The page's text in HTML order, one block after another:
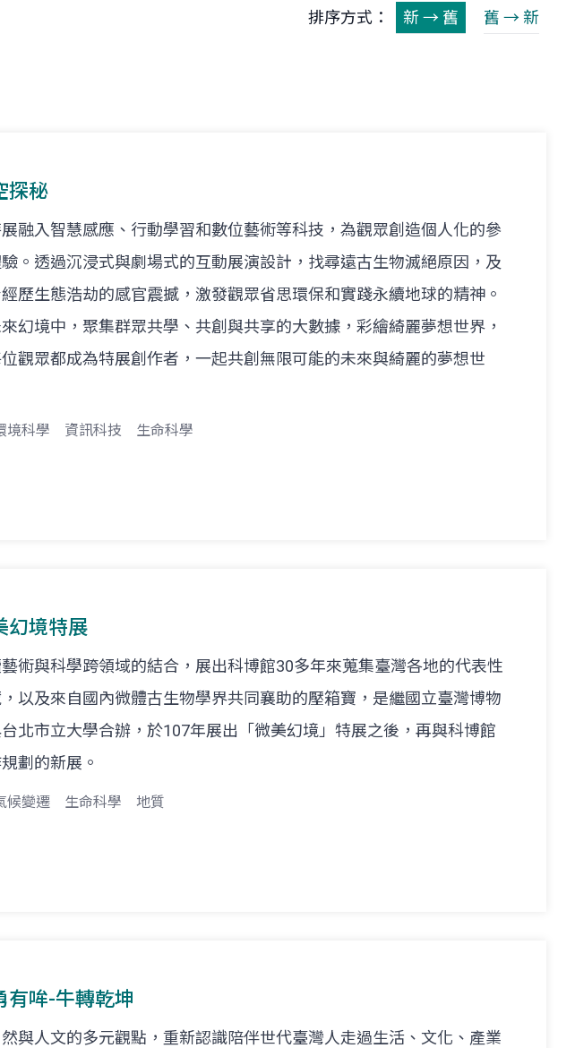
排序方式： 新 → 舊 舊 → 新
探秘
融入智慧感應、行動學習和數位藝術等科技，為觀眾創造個人化的參
。透過沉浸式與劇場式的互動展演設計，找尋遠古生物滅絕原因，及
歷生態浩劫的感官震撼，激發觀眾省思環保和實踐永續地球的精神。
幻境中，聚集群眾共學、共創與共享的大數據，彩繪綺麗夢想世界，
觀眾都成為特展創作者，一起共創無限可能的未來與綺麗的夢想世
境科學 資訊科技 生命科學
幻境特展
術與科學跨領域的結合，展出科博館30多年來蒐集臺灣各地的代表性
以及來自國內微體古生物學界共同襄助的壓箱寶，是繼國立臺灣博物
北市立大學合辦，於107年展出「微美幻境」特展之後，再與科博館
劃的新展。
候變遷 生命科學 地質
有哞-牛轉乾坤
與人文的多元觀點，重新認識陪伴世代臺灣人走過生活、文化、產業